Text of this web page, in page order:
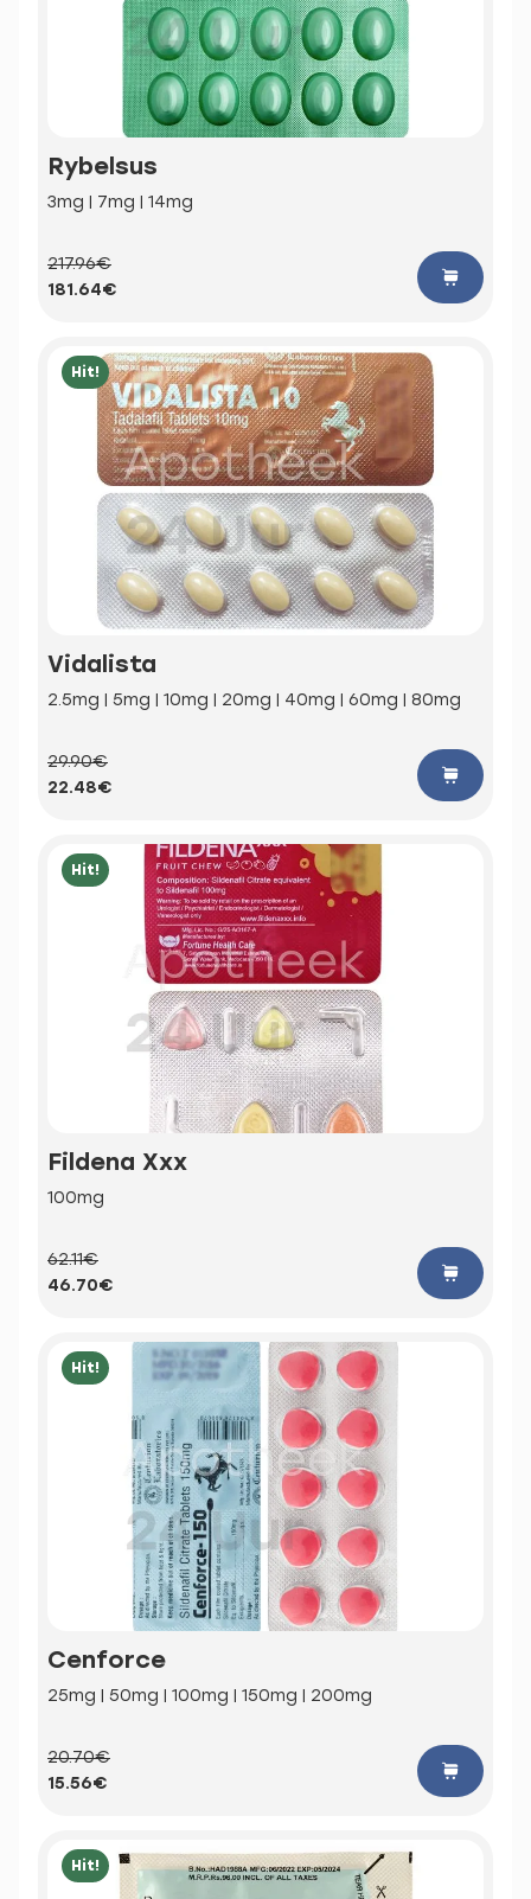
Rybelsus
3mg | 7mg | 14mg
217.96€
181.64€
Hit!
Vidalista
2.5mg | 5mg | 10mg | 20mg | 40mg | 60mg | 80mg
29.90€
22.48€
Hit!
Fildena Xxx
100mg
62.11€
46.70€
Hit!
Cenforce
25mg | 50mg | 100mg | 150mg | 200mg
20.70€
15.56€
Hit!